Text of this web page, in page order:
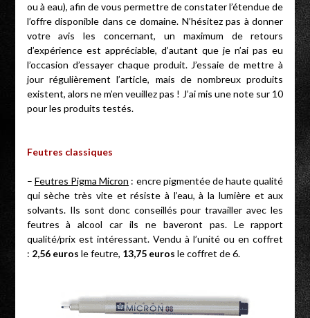
ou à eau), afin de vous permettre de constater l’étendue de
l’offre disponible dans ce domaine. N’hésitez pas à donner
votre avis les concernant, un maximum de retours
d’expérience est appréciable, d’autant que je n’ai pas eu
l’occasion d’essayer chaque produit. J’essaie de mettre à
jour régulièrement l’article, mais de nombreux produits
existent, alors ne m’en veuillez pas ! J’ai mis une note sur 10
pour les produits testés.
Feutres classiques
– Feutres Pigma Micron : encre pigmentée de haute qualité
qui sèche très vite et résiste à l’eau, à la lumière et aux
solvants. Ils sont donc conseillés pour travailler avec les
feutres à alcool car ils ne baveront pas. Le rapport
qualité/prix est intéressant. Vendu à l’unité ou en coffret
: 2,56 euros le feutre, 13,75 euros le coffret de 6.